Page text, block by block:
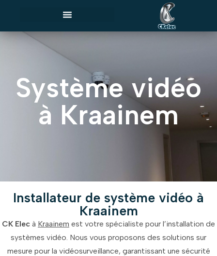
Système vidéo
à Kraainem
Installateur de système vidéo à
Kraainem
CK Elec à Kraainem est votre spécialiste pour l’installation de
systèmes vidéo. Nous vous proposons des solutions sur
mesure pour la vidéosurveillance, garantissant une sécurité